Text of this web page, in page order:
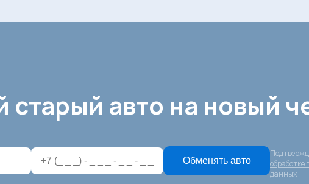
авто на новый
Обменять авто
данных